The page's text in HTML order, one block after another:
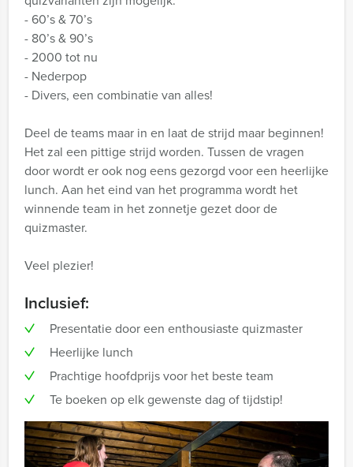
- 60’s & 70’s
- 80’s & 90’s
- 2000 tot nu
- Nederpop
- Divers, een combinatie van alles!
Deel de teams maar in en laat de strijd maar beginnen!
Het zal een pittige strijd worden. Tussen de vragen
door wordt er ook nog eens gezorgd voor een heerlijke
lunch. Aan het eind van het programma wordt het
winnende team in het zonnetje gezet door de
quizmaster.
Veel plezier!
Inclusief:
Presentatie door een enthousiaste quizmaster
Heerlijke lunch
Prachtige hoofdprijs voor het beste team
Te boeken op elk gewenste dag of tijdstip!